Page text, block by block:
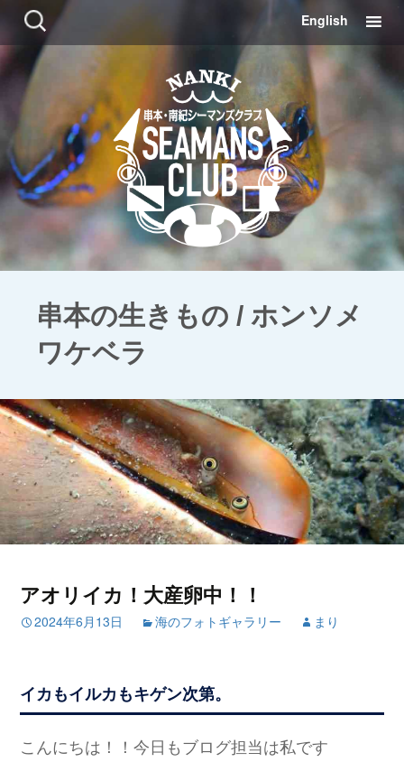
検
索:
コ
ン
ツ
に
English
串本の生きもの / ホンソメ
ワケベラ
アオリイカ！大産卵中！！
2024年6月13日 海のフォトギャラリー まり
イカもイルカもキゲン次第。
こんにちは！！今日もブログ担当は私です